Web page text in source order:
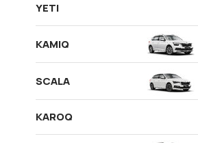
YETI
KAMIQ
SCALA
KAROQ